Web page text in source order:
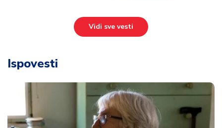
Vidi sve vesti
Ispovesti